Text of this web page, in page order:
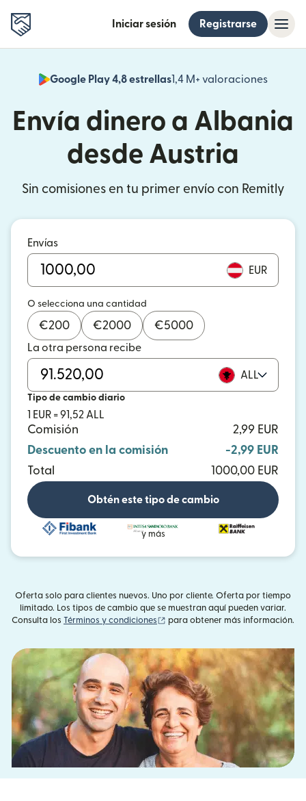
Iniciar sesión Registrarse
Google Play 4,8 estrellas1,4 M+ valoraciones
(se
Envía dinero a Albania
desde Austria
Sin comisiones en tu primer envío con Remitly
Envías
EUR
O selecciona una cantidad
€200 €2000 €5000
La otra persona recibe
ALL
Tipo de cambio diario
1 EUR = 91,52 ALL
Comisión
2,99 EUR
Descuento en la comisión
-2,99 EUR
Total
1000,00 EUR
Obtén este tipo de cambio
y más
Oferta solo para clientes nuevos. Uno por cliente. Oferta por tiempo
limitado. Los tipos de cambio que se muestran aquí pueden variar.
Consulta los Términos y condiciones (se abre en una ventana nueva)
para obtener más información.